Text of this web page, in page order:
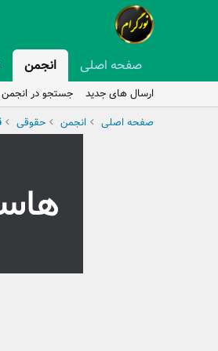
صفحه اصلی انجمن
ارسال های جدید
جستجو در
صفحه اصلی
انجمن حقوقی